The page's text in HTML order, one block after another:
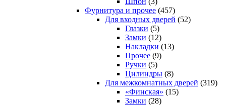
Фурнитура и прочее (457)
Для входных дверей (52)
Глазки (5)
Замки (12)
Накладки (13)
Прочее (9)
Ручки (5)
Цилиндры (8)
Для межкомнатных дверей (319)
«Финская» (15)
Замки (28)